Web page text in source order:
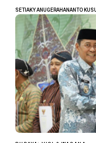
SETIAKY ANUGERAHANANTO